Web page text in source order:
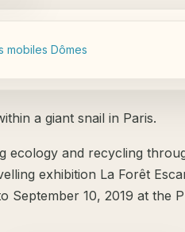
mobiles Dômes
a giant snail in Paris.
ecology and recycling
exhibition La Forêt
September 10, 2019 at the